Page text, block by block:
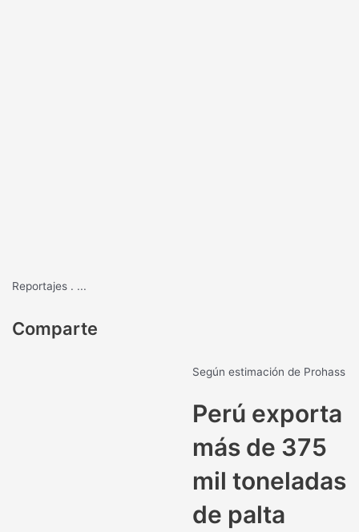
Reportajes . ...
Comparte
Según estimación de Prohass
Perú exporta
más de 375
mil toneladas
de palta